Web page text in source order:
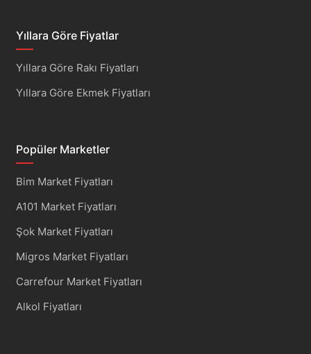
Yıllara Göre Fiyatlar
Yıllara Göre Rakı Fiyatları
Yıllara Göre Ekmek Fiyatları
Popüler Marketler
Bim Market Fiyatları
A101 Market Fiyatları
Şok Market Fiyatları
Migros Market Fiyatları
Carrefour Market Fiyatları
Alkol Fiyatları